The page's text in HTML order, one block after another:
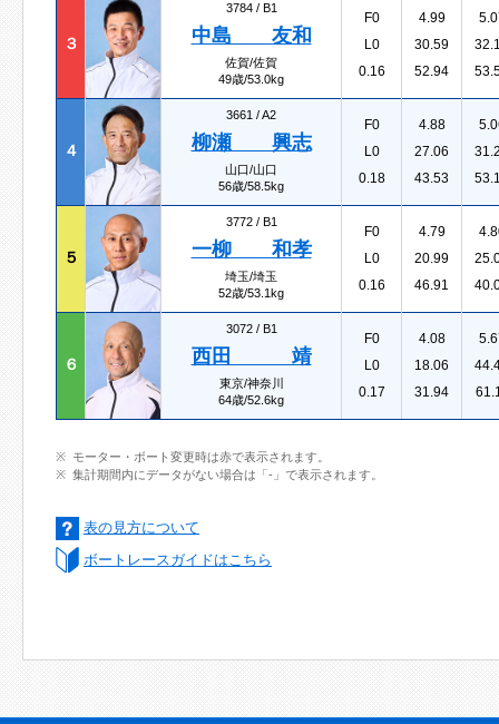
３
3784 / B1
中島 友和
佐賀/佐賀
49歳/53.0kg
F0
L0
0.16
4.99
30.59
52.94
４
3661 /A2
柳瀬 興志
山口/山口
56歳/58.5kg
F0
L0
0.18
4.88
27.06
43.53
５
3772 / B1
一柳 和孝
埼玉/埼玉
52歳/53.1kg
F0
L0
0.16
4.79
20.99
46.91
６
3072 / B1
西田 靖
東京/神奈川
64歳/52.6kg
F0
L0
0.17
4.08
18.06
31.94
モーター・ボート変更時は赤で表示されます。
集計期間内にデータがない場合は「-」で表示されます。
表の見方について
ボートレースガイドはこちら